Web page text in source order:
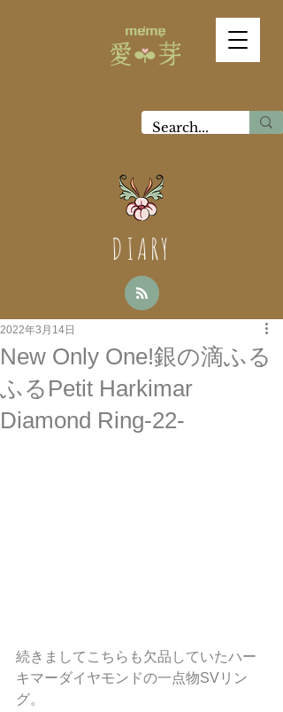
DIARY
New Only One!銀の滴ふる
ふるPetit Harkimar
Diamond Ring-22-
2022年3月14日
続きましてこちらも欠品していたハー
キマーダイヤモンドの一点物SVリン
グ。